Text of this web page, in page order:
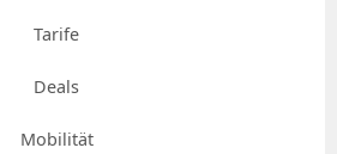
Tarife
Deals
Mobilität